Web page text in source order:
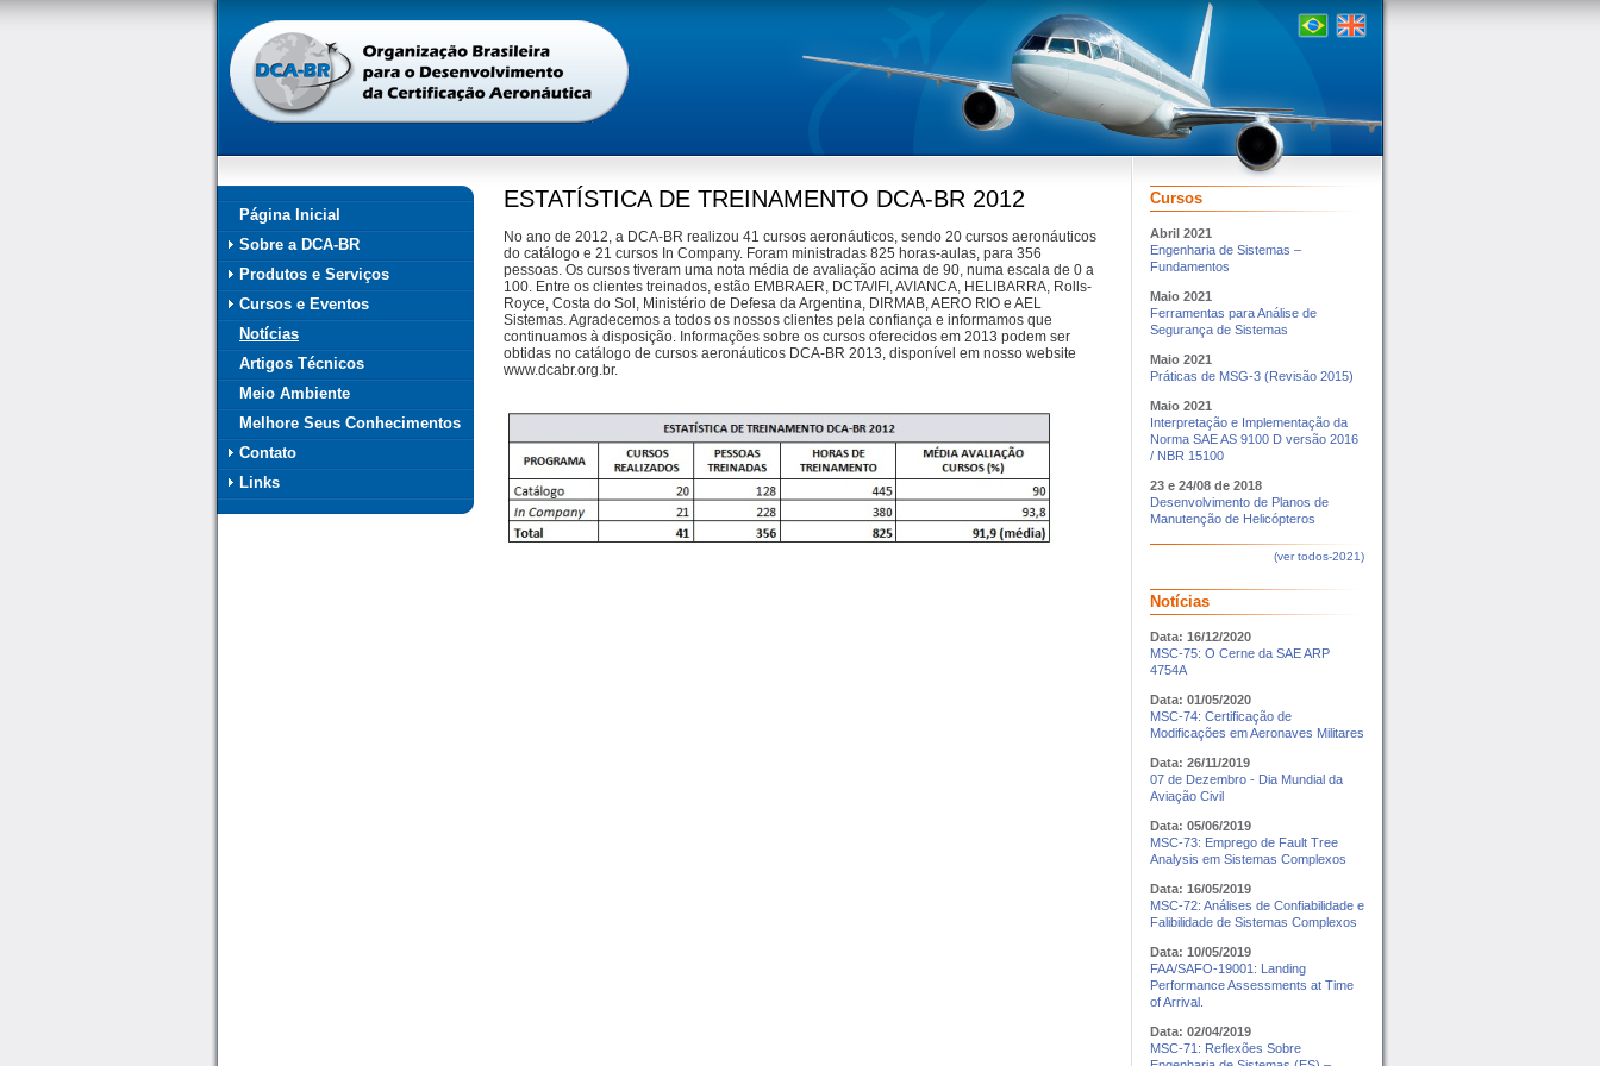
Página
inicial
Página Inicial
Sobre a DCA-BR
Produtos e Serviços
Cursos e Eventos
Notícias
Artigos Técnicos
Meio Ambiente
Melhore Seus Conhecimentos
Contato
Links
ESTATÍSTICA DE TREINAMENTO DCA-BR 2012
No ano de 2012, a DCA-BR realizou 41 cursos aeronáuticos, sendo 20 cursos aeronáuticos
do catálogo e 21 cursos In Company. Foram ministradas 825 horas-aulas, para 356
pessoas. Os cursos tiveram uma nota média de avaliação acima de 90, numa escala de 0 a
100. Entre os clientes treinados, estão EMBRAER, DCTA/IFI, AVIANCA, HELIBARRA, Rolls-
Royce, Costa do Sol, Ministério de Defesa da Argentina, DIRMAB, AERO RIO e AEL
Sistemas. Agradecemos a todos os nossos clientes pela confiança e informamos que
continuamos à disposição. Informações sobre os cursos oferecidos em 2013 podem ser
obtidas no catálogo de cursos aeronáuticos DCA-BR 2013, disponível em nosso website
www.dcabr.org.br.
Cursos
Abril 2021
Engenharia de Sistemas –
Fundamentos
Maio 2021
Ferramentas para Análise de
Segurança de Sistemas
Maio 2021
Práticas de MSG-3 (Revisão 2015)
Maio 2021
Interpretação e Implementação da
Norma SAE AS 9100 D versão 2016
/ NBR 15100
23 e 24/08 de 2018
Desenvolvimento de Planos de
Manutenção de Helicópteros
(ver todos-2021)
Notícias
Data: 16/12/2020
MSC-75: O Cerne da SAE ARP
4754A
Data: 01/05/2020
MSC-74: Certificação de
Modificações em Aeronaves Militares
Data: 26/11/2019
07 de Dezembro - Dia Mundial da
Aviação Civil
Data: 05/06/2019
MSC-73: Emprego de Fault Tree
Analysis em Sistemas Complexos
Data: 16/05/2019
MSC-72: Análises de Confiabilidade e
Falibilidade de Sistemas Complexos
Data: 10/05/2019
FAA/SAFO-19001: Landing
Performance Assessments at Time
of Arrival.
Data: 02/04/2019
MSC-71: Reflexões Sobre